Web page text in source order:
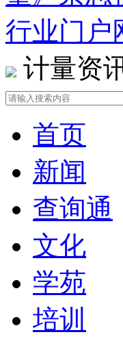
计量资
首页
新闻
查询通
文化
学苑
培训